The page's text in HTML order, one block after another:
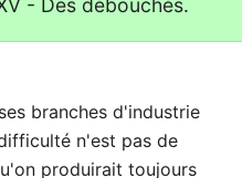
- Des débouchés.
branches d'industrie
n'est pas de
produirait toujours